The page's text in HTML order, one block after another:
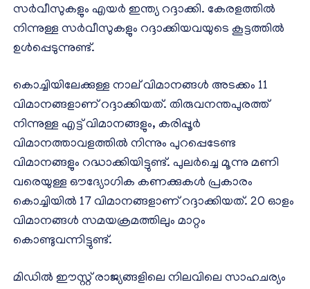
സർവീസുകളും എയർ ഇന്ത്യ റദ്ദാക്കി. കേരളത്തിൽ
നിന്നുള്ള സർവീസുകളും റദ്ദാക്കിയവയുടെ കൂട്ടത്തിൽ
ഉൾപ്പെടുന്നുണ്ട്.
കൊച്ചിയിലേക്കുള്ള നാല് വിമാനങ്ങൾ അടക്കം 11
വിമാനങ്ങളാണ് റദ്ദാക്കിയത്. തിരുവനന്തപുരത്ത്
നിന്നുള്ള എട്ട് വിമാനങ്ങളും, കരിപ്പൂർ
വിമാനത്താവളത്തിൽ നിന്നും പുറപ്പെടേണ്ട
വിമാനങ്ങളും റദ്ധാക്കിയിട്ടുണ്ട്. പുലർച്ചെ മൂന്നു മണി
വരെയുള്ള ഔദ്യോഗിക കണക്കുകൾ പ്രകാരം
കൊച്ചിയിൽ 17 വിമാനങ്ങളാണ് റദ്ദാക്കിയത്. 20 ഓളം
വിമാനങ്ങൾ സമയക്രമത്തിലും മാറ്റം
കൊണ്ടുവന്നിട്ടുണ്ട്.
മിഡിൽ ഈസ്റ്റ് രാജ്യങ്ങളിലെ നിലവിലെ സാഹചര്യം